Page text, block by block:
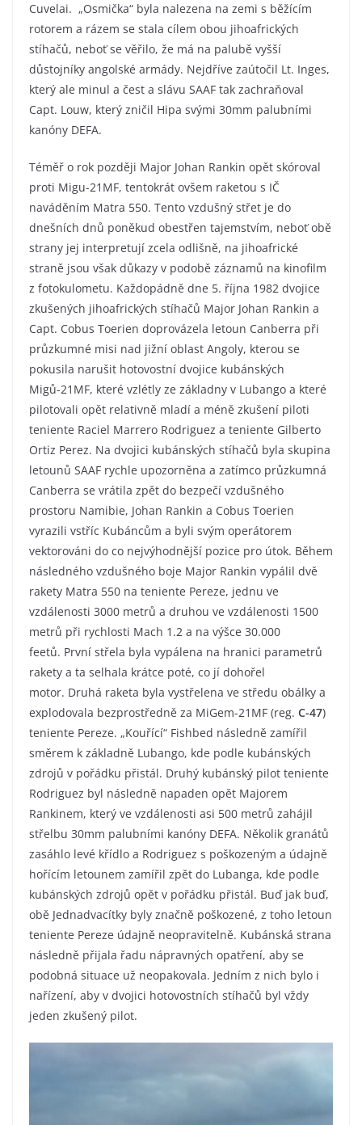
Cuvelai. „Osmička“ byla nalezena na zemi s běžícím
rotorem a rázem se stala cílem obou jihoafrických
stíhačů, neboť se věřilo, že má na palubě vyšší
důstojníky angolské armády. Nejdříve zaútočil Lt. Inges,
který ale minul a čest a slávu SAAF tak zachraňoval
Capt. Louw, který zničil Hipa svými 30mm palubními
kanóny DEFA.
Téměř o rok později Major Johan Rankin opět skóroval
proti Migu-21MF, tentokrát ovšem raketou s IČ
naváděním Matra 550. Tento vzdušný střet je do
dnešních dnů poněkud obestřen tajemstvím, neboť obě
strany jej interpretují zcela odlišně, na jihoafrické
straně jsou však důkazy v podobě záznamů na kinofilm
z fotokulometu. Každopádně dne 5. října 1982 dvojice
zkušených jihoafrických stíhačů Major Johan Rankin a
Capt. Cobus Toerien doprovázela letoun Canberra při
průzkumné misi nad jižní oblast Angoly, kterou se
pokusila narušit hotovostní dvojice kubánských
Migů-21MF, které vzlétly ze základny v Lubango a které
pilotovali opět relativně mladí a méně zkušení piloti
teniente Raciel Marrero Rodriguez a teniente Gilberto
Ortiz Perez. Na dvojici kubánských stíhačů byla skupina
letounů SAAF rychle upozorněna a zatímco průzkumná
Canberra se vrátila zpět do bezpečí vzdušného
prostoru Namibie, Johan Rankin a Cobus Toerien
vyrazili vstříc Kubáncům a byli svým operátorem
vektorováni do co nejvýhodnější pozice pro útok. Během
následného vzdušného boje Major Rankin vypálil dvě
rakety Matra 550 na teniente Pereze, jednu ve
vzdálenosti 3000 metrů a druhou ve vzdálenosti 1500
metrů při rychlosti Mach 1.2 a na výšce 30.000
feetů. První střela byla vypálena na hranici parametrů
rakety a ta selhala krátce poté, co jí dohořel
motor. Druhá raketa byla vystřelena ve středu obálky a
explodovala bezprostředně za MiGem-21MF (reg. C-47)
teniente Pereze. „Kouřící“ Fishbed následně zamířil
směrem k základně Lubango, kde podle kubánských
zdrojů v pořádku přistál. Druhý kubánský pilot teniente
Rodriguez byl následně napaden opět Majorem
Rankinem, který ve vzdálenosti asi 500 metrů zahájil
střelbu 30mm palubními kanóny DEFA. Několik granátů
zasáhlo levé křídlo a Rodriguez s poškozeným a údajně
hořícím letounem zamířil zpět do Lubanga, kde podle
kubánských zdrojů opět v pořádku přistál. Buď jak buď,
obě Jednadvacítky byly značně poškozené, z toho letoun
teniente Pereze údajně neopravitelně. Kubánská strana
následně přijala řadu nápravných opatření, aby se
podobná situace už neopakovala. Jedním z nich bylo i
nařízení, aby v dvojici hotovostních stíhačů byl vždy
jeden zkušený pilot.